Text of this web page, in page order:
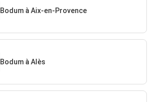
Bodum à Aix-en-Provence
Bodum à Alès